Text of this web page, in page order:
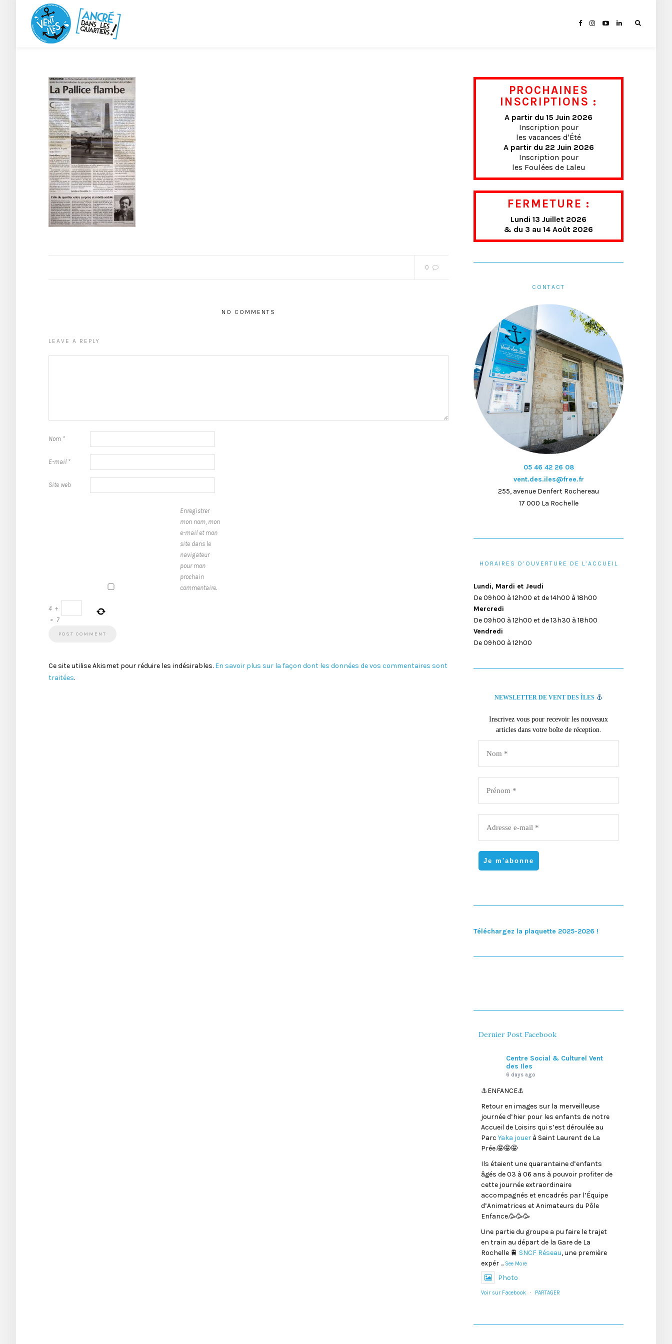
0
NO COMMENTS
LEAVE A REPLY
Nom *
E-mail *
Site web
Enregistrer
mon nom, mon
e-mail et mon
site dans le
navigateur
pour mon
prochain
commentaire.
4 +
= 7
Ce site utilise Akismet pour réduire les indésirables. En savoir plus sur la façon dont les données de vos commentaires sont
traitées.
PROCHAINES
INSCRIPTIONS :
A partir du 15 Juin 2026
Inscription pour
les vacances d'Été
A partir du 22 Juin 2026
Inscription pour
les Foulées de Laleu
FERMETURE :
Lundi 13 Juillet 2026
& du 3 au 14 Août 2026
CONTACT
05 46 42 26 08
vent.des.iles@free.fr
255, avenue Denfert Rochereau
17 000 La Rochelle
HORAIRES D’OUVERTURE DE L’ACCUEIL
Lundi, Mardi et Jeudi
De 09h00 à 12h00 et de 14h00 à 18h00
Mercredi
De 09h00 à 12h00 et de 13h30 à 18h00
Vendredi
De 09h00 à 12h00
NEWSLETTER DE VENT DES ÎLES
Inscrivez vous pour recevoir les nouveaux
articles dans votre boîte de réception.
Téléchargez la plaquette 2025-2026 !
Dernier Post Facebook
Centre Social & Culturel Vent
des Iles
6 days ago
⚓️ENFANCE⚓️
Retour en images sur la merveilleuse
journée d’hier pour les enfants de notre
Accueil de Loisirs qui s’est déroulée au
Parc Yaka jouer à Saint Laurent de La
Prée.🤩🤩🤩
Ils étaient une quarantaine d’enfants
âgés de 03 à 06 ans à pouvoir profiter de
cette journée extraordinaire
accompagnés et encadrés par l’Équipe
d’Animatrices et Animateurs du Pôle
Enfance.🥳🥳🥳
Une partie du groupe a pu faire le trajet
en train au départ de la Gare de La
Rochelle 🚆 SNCF Réseau, une première
expér ... See More
Photo
Voir sur Facebook · PARTAGER